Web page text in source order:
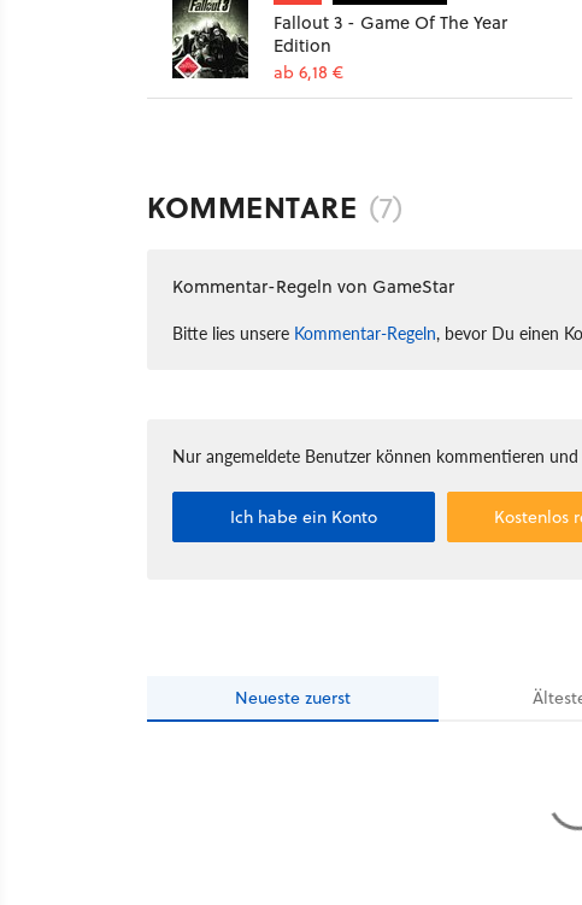
Fallout 3 - Game Of The Year
Edition
ab 6,18 €
KOMMENTARE (7)
Kommentar-Regeln von GameStar
Bitte lies unsere Kommentar-Regeln, bevor Du einen
Nur angemeldete Benutzer können kommentieren
Ich habe ein Konto Kostenlos
Neueste zuerst